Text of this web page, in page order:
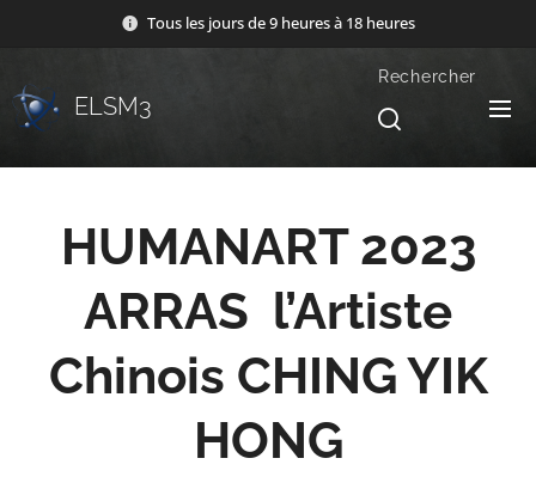
Tous les jours de 9 heures à 18 heures
ELSM3
Rechercher
HUMANART 2023
ARRAS l’Artiste
Chinois CHING YIK
HONG